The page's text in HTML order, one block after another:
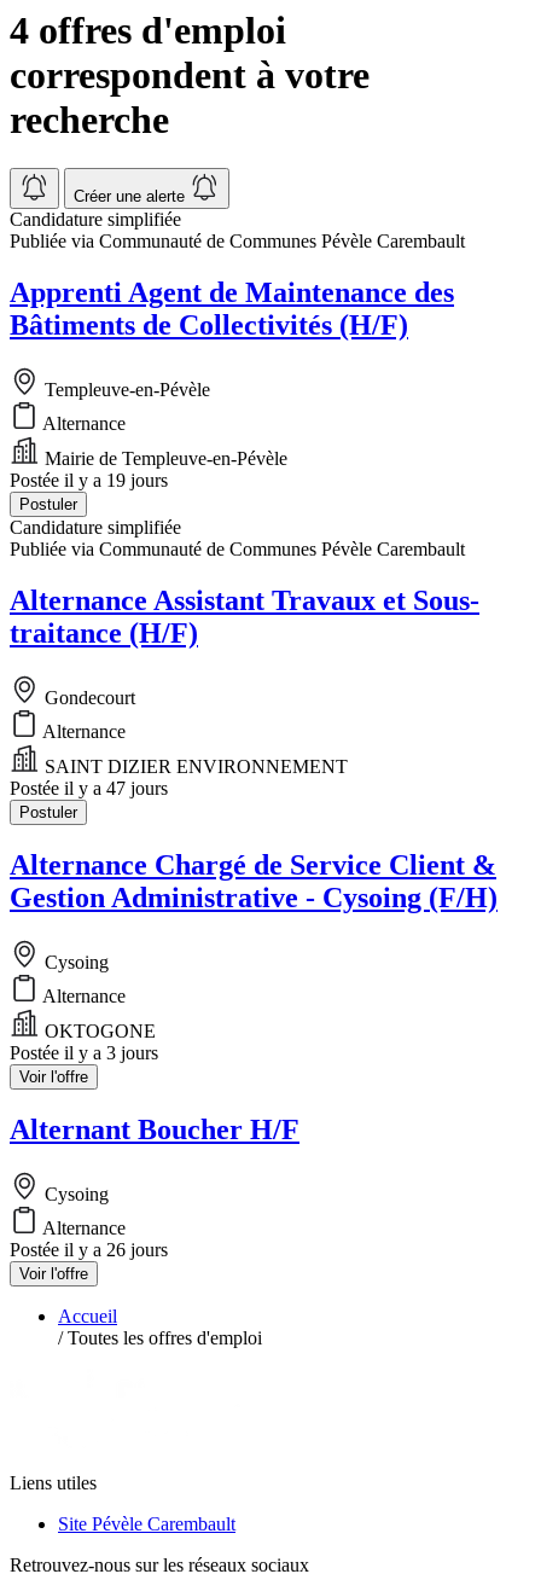
4 offres d'emploi
correspondent à votre
recherche
Créer une alerte
Candidature simplifiée
Publiée via Communauté de Communes Pévèle Carembault
Apprenti Agent de Maintenance des
Bâtiments de Collectivités (H/F)
Templeuve-en-Pévèle
Alternance
Mairie de Templeuve-en-Pévèle
Postée il y a 19 jours
Postuler
Candidature simplifiée
Publiée via Communauté de Communes Pévèle Carembault
Alternance Assistant Travaux et Sous-
traitance (H/F)
Gondecourt
Alternance
SAINT DIZIER ENVIRONNEMENT
Postée il y a 47 jours
Postuler
Alternance Chargé de Service Client &
Gestion Administrative - Cysoing (F/H)
Cysoing
Alternance
OKTOGONE
Postée il y a 3 jours
Voir l'offre
Alternant Boucher H/F
Cysoing
Alternance
Postée il y a 26 jours
Voir l'offre
Accueil
/ Toutes les offres d'emploi
Liens utiles
Site Pévèle Carembault
Retrouvez-nous sur les réseaux sociaux